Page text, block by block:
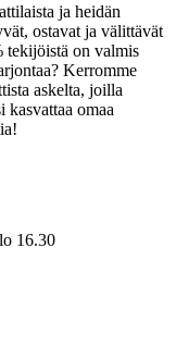
ja heidän
ostavat ja välittävät
tekijöistä on valmis
Kerromme
askelta, joilla
omaa
16.30